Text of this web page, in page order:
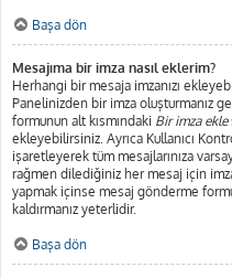
Başa dön
Mesajıma bir imza nasıl eklerim?
Herhangi bir mesaja imzanızı
Panelinizden bir imza oluşturmanız
formunun alt kısmındaki Bir imza ekle
ekleyebilirsiniz. Ayrıca Kullanıcı
işaretleyerek tüm mesajlarınıza
rağmen dilediğiniz her mesaj için
yapmak içinse mesaj gönderme
kaldırmanız yeterlidir.
Başa dön